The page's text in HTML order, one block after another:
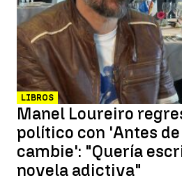
LIBROS
Manel Loureiro
político con 'Antes
cambie': "Quería
novela adictiva"